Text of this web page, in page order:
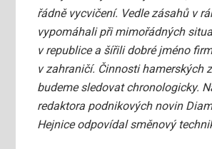
řádně vycvičení. Vedle zásahů v
vypomáhali při mimořádných
v republice a šířili dobré jméno
v zahraničí. Činnosti hamerských
budeme sledovat chronologicky.
redaktora podnikových novin
Hejnice odpovídal směnový